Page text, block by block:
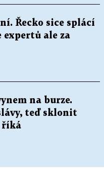
Řecko sice splácí
ale za
na burze.
teď sklonit
říká